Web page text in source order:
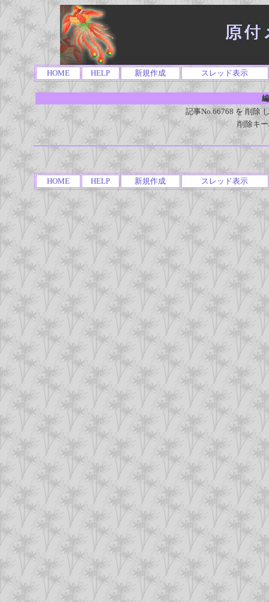
HOME HELP 新規作成 スレッド表示
記事No.66768 を 削除
削除キ
HOME HELP 新規作成 スレッド表示